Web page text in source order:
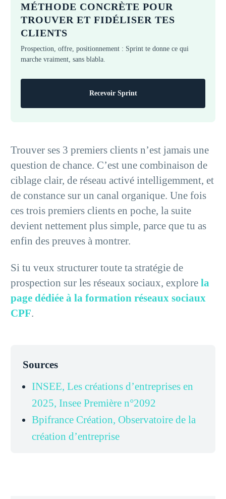
MÉTHODE CONCRÈTE POUR
TROUVER ET FIDÉLISER TES
CLIENTS
Prospection, offre, positionnement : Sprint te donne ce qui
marche vraiment, sans blabla.
Recevoir Sprint
Trouver ses 3 premiers clients n’est jamais une
question de chance. C’est une combinaison de
ciblage clair, de réseau activé intelligemment, et
de constance sur un canal organique. Une fois
ces trois premiers clients en poche, la suite
devient nettement plus simple, parce que tu as
enfin des preuves à montrer.
Si tu veux structurer toute ta stratégie de
prospection sur les réseaux sociaux, explore la
page dédiée à la formation réseaux sociaux
CPF.
Sources
INSEE, Les créations d’entreprises en
2025, Insee Première n°2092
Bpifrance Création, Observatoire de la
création d’entreprise